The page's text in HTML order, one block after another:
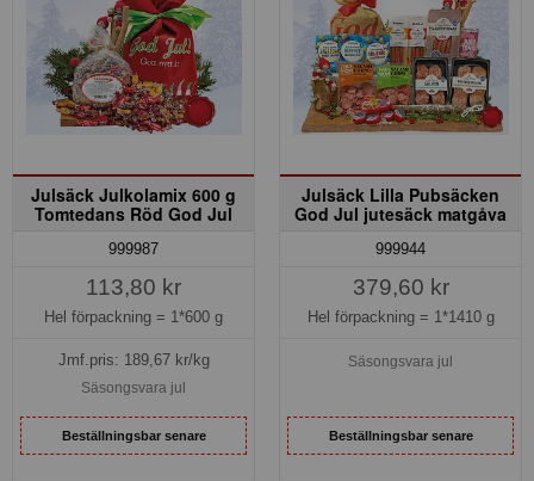
Julsäck Julkolamix 600 g
Tomtedans Röd God Jul
999987
113,80 kr
Hel förpackning = 1*600 g
Jmf.pris: 189,67kr/kg
Säsongsvara jul
Beställningsbar senare
Julsäck Lilla Pubsäcken
God Jul jutesäck matgåva
999944
379,60 kr
Hel förpackning = 1*1410 g
Säsongsvara jul
Beställningsbar senare